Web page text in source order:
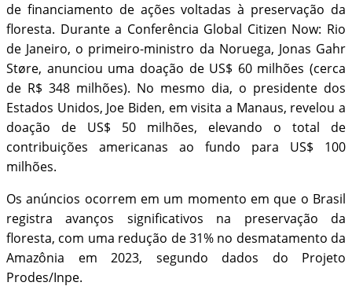
de financiamento de ações voltadas à preservação da
floresta. Durante a Conferência Global Citizen Now: Rio
de Janeiro, o primeiro-ministro da Noruega, Jonas Gahr
Støre, anunciou uma doação de US$ 60 milhões (cerca
de R$ 348 milhões). No mesmo dia, o presidente dos
Estados Unidos, Joe Biden, em visita a Manaus, revelou a
doação de US$ 50 milhões, elevando o total de
contribuições americanas ao fundo para US$ 100
milhões.
Os anúncios ocorrem em um momento em que o Brasil
registra avanços significativos na preservação da
floresta, com uma redução de 31% no desmatamento da
Amazônia em 2023, segundo dados do Projeto
Prodes/Inpe.